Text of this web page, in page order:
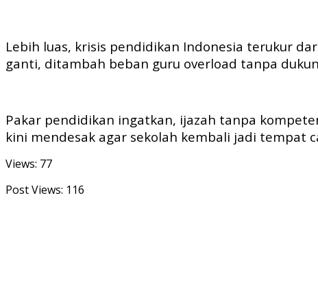
Lebih luas, krisis pendidikan Indonesia terukur
ganti, ditambah beban guru overload tanpa
Pakar pendidikan ingatkan, ijazah tanpa
kini mendesak agar sekolah kembali jadi tempat
Views: 77
Post Views: 116